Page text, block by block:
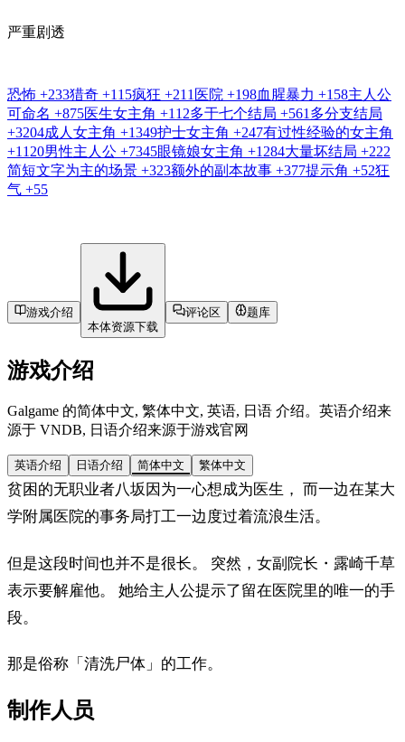
严重剧透
恐怖 +233猎奇 +115疯狂 +211 医院 +198血腥暴力 +158主人公
可命名 +875医生女主角 +112多于七个结局 +561 多分支结局
+3204成人女主角 +1349护士女主角 +247有过性经验的女主角
+1120男性主人公 +7345眼镜娘女主角 +1284大量坏结局 +222
简短文字为主的场景 +323额外的副本故事 +377提示角 +52狂
气 +55
游戏介绍
本体资源下载
评论区 题库
游戏介绍
Galgame 的简体中文, 繁体中文, 英语, 日语 介绍。英语介绍来
源于 VNDB, 日语介绍来源于游戏官网
英语介绍 日语介绍 简体中文 繁体中文
贫困的无职业者八坂因为一心想成为医生， 而一边在某大
学附属医院的事务局打工一边度过着流浪生活。
但是这段时间也并不是很长。 突然，女副院长・露崎千草
表示要解雇他。 她给主人公提示了留在医院里的唯一的手
段。
那是俗称「清洗尸体」的工作。
制作人员